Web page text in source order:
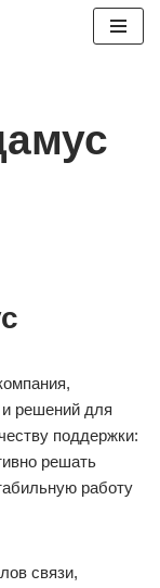
решений для
поддержки:
решать
работу
связи,